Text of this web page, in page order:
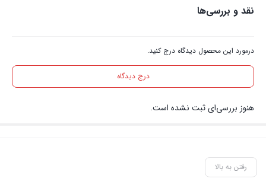
نقد و بررسی‌ها
درمورد این محصول دیدگاه درج کنید.
درج دیدگاه
هنوز بررسی‌ای ثبت نشده است.
رفتن به بالا